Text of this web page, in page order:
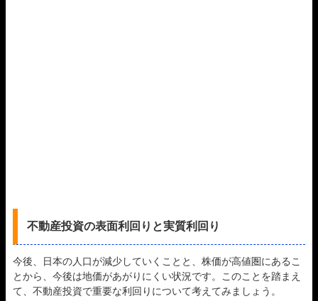
不動産投資の表面利回りと実質利回り
今後、日本の人口が減少していくことと、株価が高値圏にあるこ
とから、今後は地価があがりにくい状況です。このことを踏まえ
て、不動産投資で重要な利回りについて考えてみましょう。